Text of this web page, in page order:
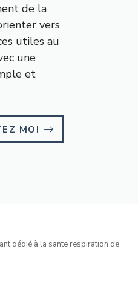
de la
vers
utiles au
une
et
MOI
dédié à la sante respiration de